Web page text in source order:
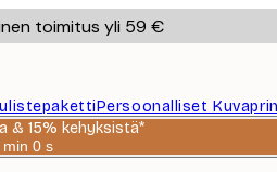
toimitus yli 59 €
Persoonalliset
& 15% kehyksistä*
min 0 s
Voimassa